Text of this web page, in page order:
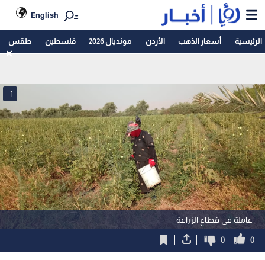
English
الرئيسية أسعار الذهب الأردن مونديال 2026 فلسطين طقس
عاملة في قطاع الزراعة
1
0
0